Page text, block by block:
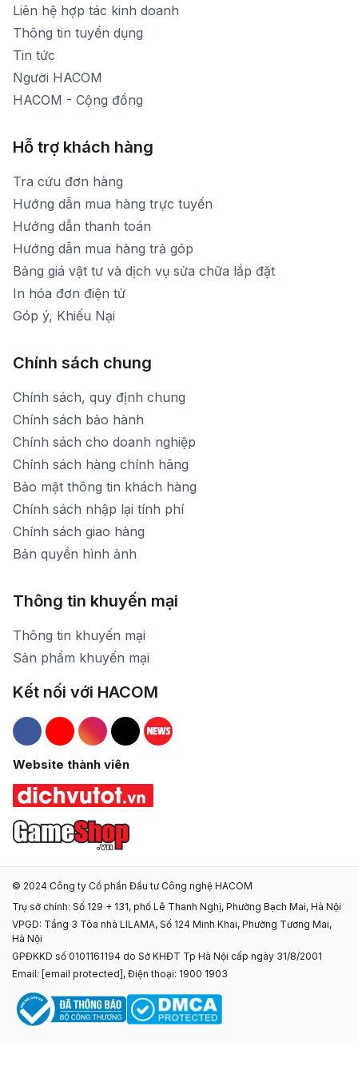
[email protected]
Thời gian mở cửa: Từ 8h30-20h hàng ngày
Liên hệ hợp tác kinh doanh
Thông tin tuyển dụng
Tin tức
Người HACOM
HACOM - Cộng đồng
Hỗ trợ khách hàng
Tra cứu đơn hàng
Hướng dẫn mua hàng trực tuyến
Hướng dẫn thanh toán
Hướng dẫn mua hàng trả góp
Bảng giá vật tư và dịch vụ sửa chữa lắp đặt
In hóa đơn điện tử
Góp ý, Khiếu Nại
Chính sách chung
Chính sách, quy định chung
Chính sách bảo hành
Chính sách cho doanh nghiệp
Chính sách hàng chính hãng
Bảo mật thông tin khách hàng
Chính sách nhập lại tính phí
Chính sách giao hàng
Bản quyền hình ảnh
Thông tin khuyến mại
Thông tin khuyến mại
Sản phẩm khuyến mại
Kết nối với HACOM
Hacom Facebook
Hacom YouTube
Hacom Instagram
Hacom TikTok
Website thành viên
© 2024 Công ty Cổ phần Đầu tư Công nghệ HACOM
Trụ sở chính: Số 129 + 131, phố Lê Thanh Nghị, Phường Bạch Mai, Hà Nội
VPGD: Tầng 3 Tòa nhà LILAMA, Số 124 Minh Khai, Phường Tương Mai,
Hà Nội
GPĐKKD số 0101161194 do Sở KHĐT Tp Hà Nội cấp ngày 31/8/2001
Email: [email protected] , Điện thoại: 1900 1903